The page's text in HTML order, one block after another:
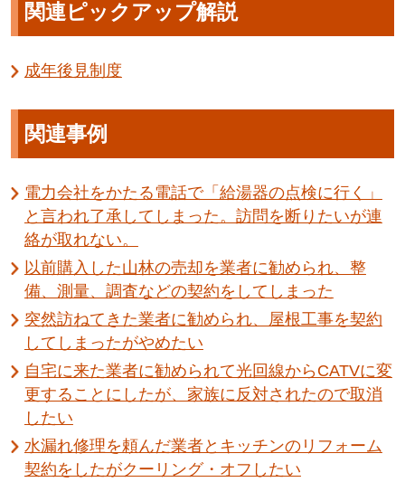
関連ピックアップ解説
成年後見制度
関連事例
電力会社をかたる電話で「給湯器の点検に行く」
と言われ了承してしまった。訪問を断りたいが連
絡が取れない。
以前購入した山林の売却を業者に勧められ、整
備、測量、調査などの契約をしてしまった
突然訪ねてきた業者に勧められ、屋根工事を契約
してしまったがやめたい
自宅に来た業者に勧められて光回線からCATVに変
更することにしたが、家族に反対されたので取消
したい
水漏れ修理を頼んだ業者とキッチンのリフォーム
契約をしたがクーリング・オフしたい